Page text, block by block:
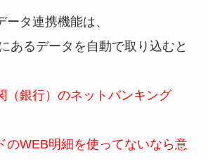
タ連携機能は、
あるデータを自動で取り込むと
（銀行）のネットバンキング
のWEB明細を使ってないなら意